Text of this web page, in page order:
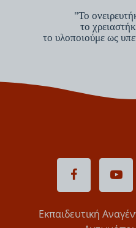
"Το
το
το υλοποιούμε ως
Εκπαιδευτική